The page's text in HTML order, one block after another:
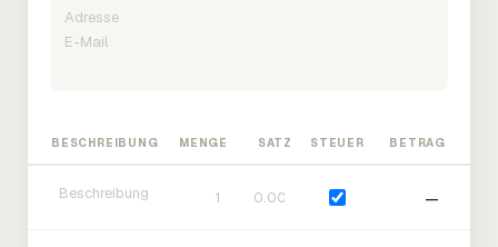
BESCHREIBUNG MENGE SATZ STEUER BETRAG
—